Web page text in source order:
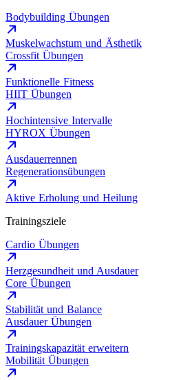
Bodybuilding Übungen
Muskelwachstum und Ästhetik
Crossfit Übungen
Funktionelle Fitness
HIIT Übungen
Hochintensive Intervalle
HYROX Übungen
Ausdauerrennen
Regenerationsübungen
Aktive Erholung und Heilung
Trainingsziele
Cardio Übungen
Herzgesundheit und Ausdauer
Core Übungen
Stabilität und Balance
Ausdauer Übungen
Trainingskapazität erweitern
Mobilität Übungen